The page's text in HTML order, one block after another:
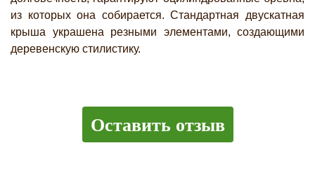
из которых она собирается. Стандартная двускатная
крыша украшена резными элементами, создающими
деревенскую стилистику.
Оставить отзыв